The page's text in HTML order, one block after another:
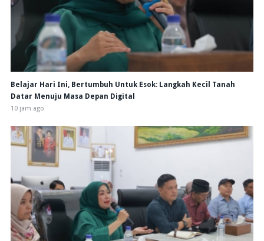
Belajar Hari Ini, Bertumbuh Untuk Esok: Langkah Kecil Tanah
Datar Menuju Masa Depan Digital
10 jam ago